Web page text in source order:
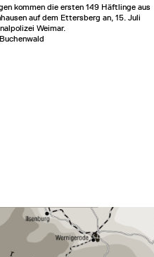
kommen die ersten 149 Häftlinge aus
auf dem Ettersberg an, 15. Juli
Weimar.